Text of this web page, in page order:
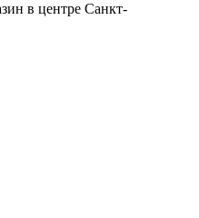
в центре Санкт-